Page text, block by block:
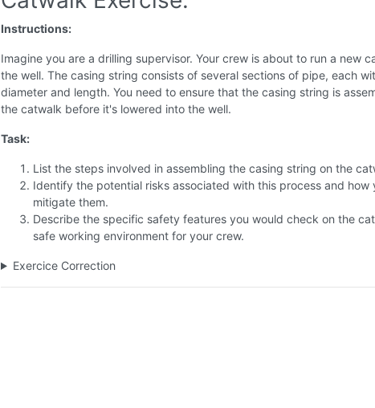
Instructions:
Imagine you are a drilling supervisor. Your crew is about to run a new
the well. The casing string consists of several sections of pipe, each
diameter and length. You need to ensure that the casing string is
the catwalk before it's lowered into the well.
Task:
List the steps involved in assembling the casing string on the
Identify the potential risks associated with this process and how
mitigate them.
Describe the specific safety features you would check on the
safe working environment for your crew.
Exercice Correction